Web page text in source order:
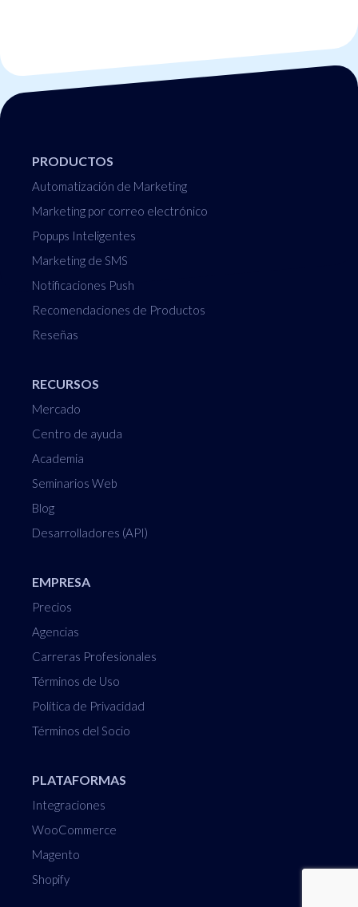
PRODUCTOS
Automatización de Marketing
Marketing por correo electrónico
Popups Inteligentes
Marketing de SMS
Notificaciones Push
Recomendaciones de Productos
Reseñas
RECURSOS
Mercado
Centro de ayuda
Academia
Seminarios Web
Blog
Desarrolladores (API)
EMPRESA
Precios
Agencias
Carreras Profesionales
Términos de Uso
Política de Privacidad
Términos del Socio
PLATAFORMAS
Integraciones
WooCommerce
Magento
Shopify